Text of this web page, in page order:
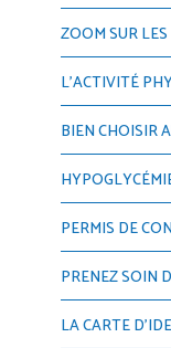
ZOOM SUR
L'ACTIVITÉ
BIEN CHOISIR
PERMIS DE
PRENEZ SOIN
LA CARTE